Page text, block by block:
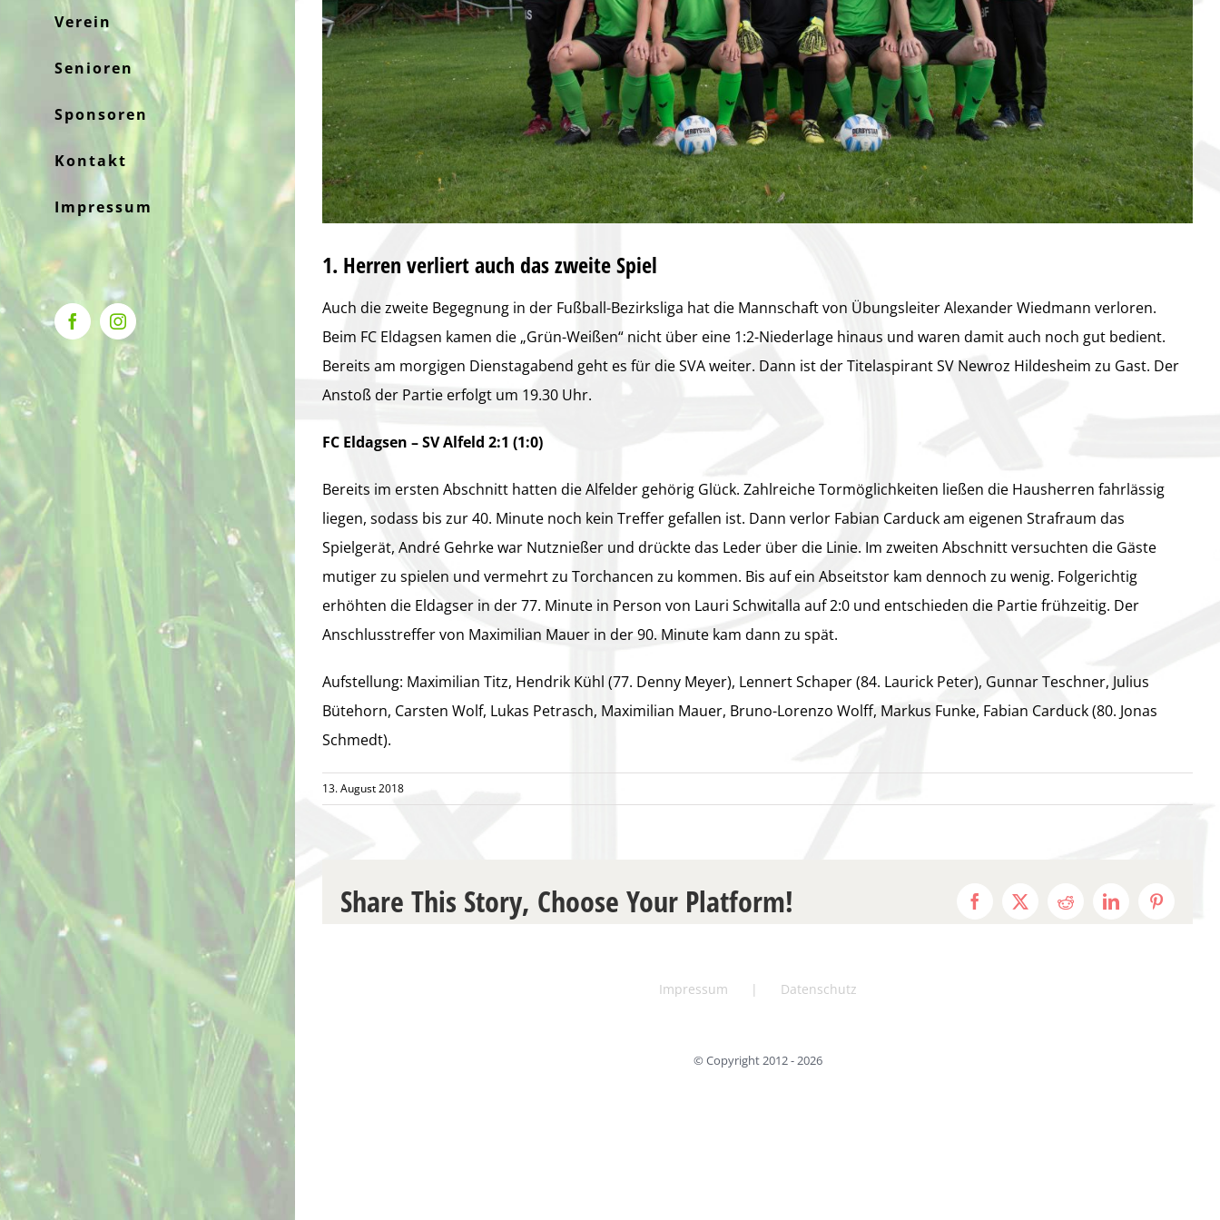
Verein
Senioren
Sponsoren
Kontakt
Impressum
FacebookInstagram
1. Herren verliert auch das zweite Spiel
Auch die zweite Begegnung in der Fußball-Bezirksliga hat die Mannschaft von Übungsleiter Alexander Wiedmann verloren.
Beim FC Eldagsen kamen die „Grün-Weißen“ nicht über eine 1:2-Niederlage hinaus und waren damit auch noch gut bedient.
Bereits am morgigen Dienstagabend geht es für die SVA weiter. Dann ist der Titelaspirant SV Newroz Hildesheim zu Gast. Der
Anstoß der Partie erfolgt um 19.30 Uhr.
FC Eldagsen – SV Alfeld 2:1 (1:0)
Bereits im ersten Abschnitt hatten die Alfelder gehörig Glück. Zahlreiche Tormöglichkeiten ließen die Hausherren fahrlässig
liegen, sodass bis zur 40. Minute noch kein Treffer gefallen ist. Dann verlor Fabian Carduck am eigenen Strafraum das
Spielgerät, André Gehrke war Nutznießer und drückte das Leder über die Linie. Im zweiten Abschnitt versuchten die Gäste
mutiger zu spielen und vermehrt zu Torchancen zu kommen. Bis auf ein Abseitstor kam dennoch zu wenig. Folgerichtig
erhöhten die Eldagser in der 77. Minute in Person von Lauri Schwitalla auf 2:0 und entschieden die Partie frühzeitig. Der
Anschlusstreffer von Maximilian Mauer in der 90. Minute kam dann zu spät.
Aufstellung: Maximilian Titz, Hendrik Kühl (77. Denny Meyer), Lennert Schaper (84. Laurick Peter), Gunnar Teschner, Julius
Bütehorn, Carsten Wolf, Lukas Petrasch, Maximilian Mauer, Bruno-Lorenzo Wolff, Markus Funke, Fabian Carduck (80. Jonas
Schmedt).
13. August 2018
Share This Story, Choose Your Platform! Facebook
X RedditLinkedInPinterest
Impressum Datenschutz
© Copyright 2012 -2026